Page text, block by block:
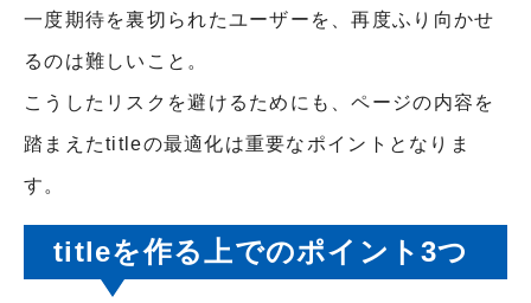
一度期待を裏切られたユーザーを、再度ふり向かせ
るのは難しいこと。
こうしたリスクを避けるためにも、ページの内容を
踏まえたtitleの最適化は重要なポイントとなりま
す。
titleを作る上でのポイント3つ